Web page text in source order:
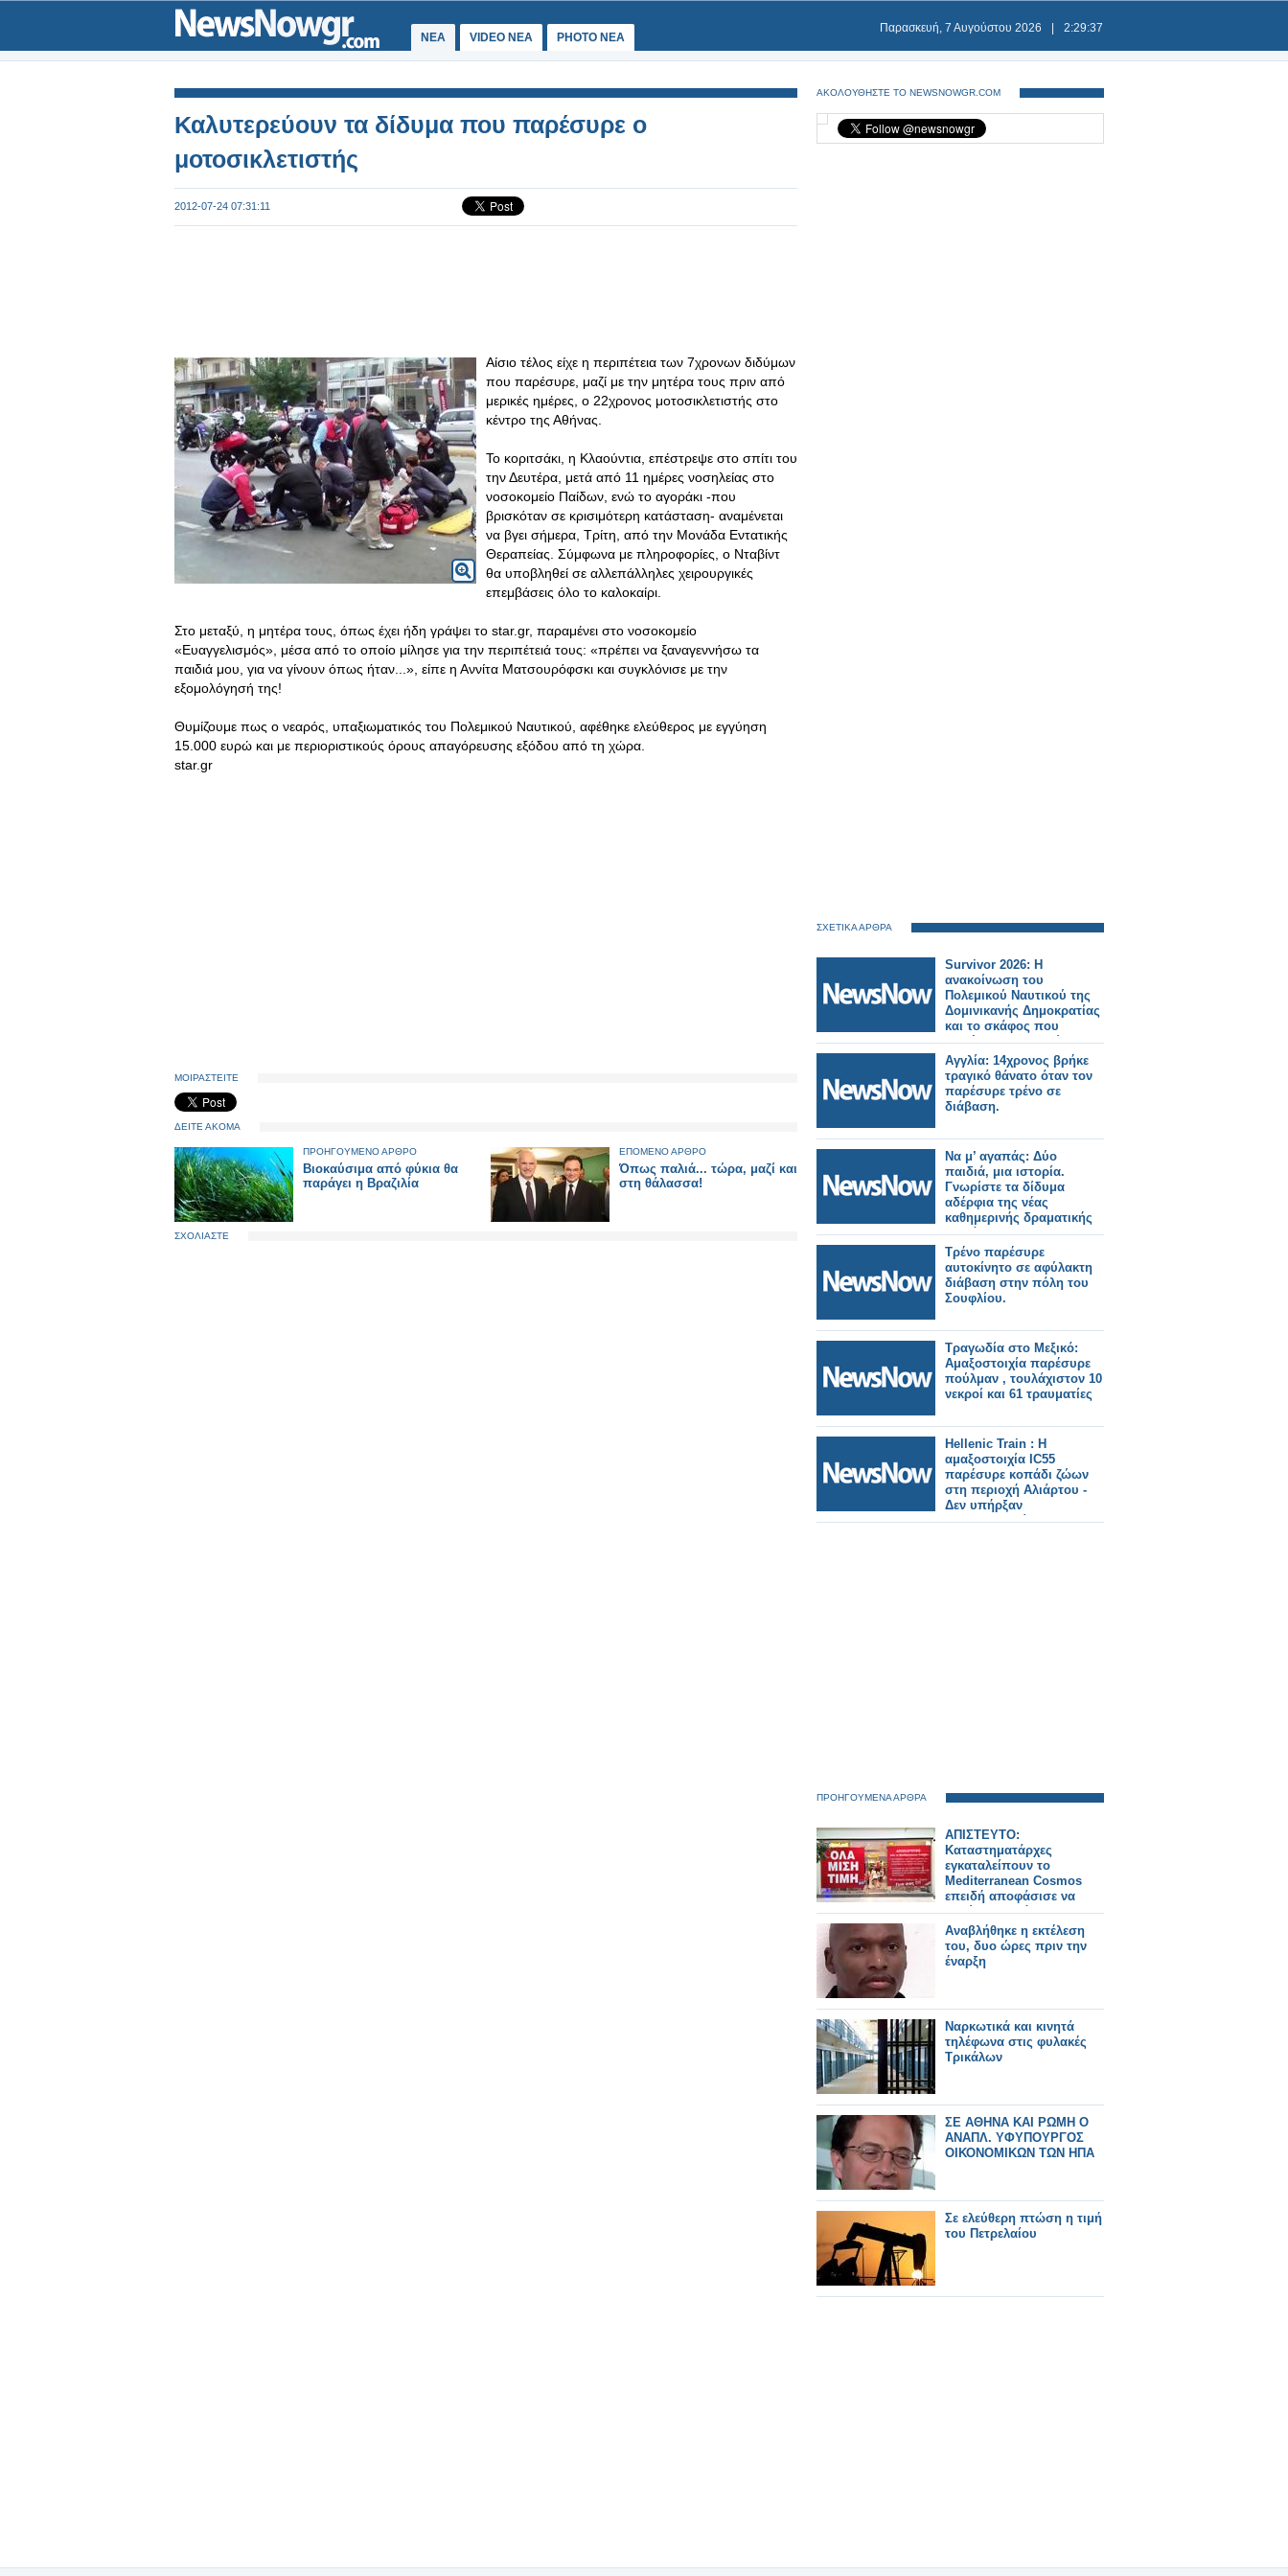
ΝΕΑ VIDEO NEA PHOTO NEA
Παρασκευή, 7 Αυγούστου 2026 2:29:37
Καλυτερεύουν τα δίδυμα που παρέσυρε ο
μοτοσικλετιστής
2012-07-24 07:31:11
Αίσιο τέλος είχε η περιπέτεια των 7χρονων διδύμων
που παρέσυρε, μαζί με την μητέρα τους πριν από
μερικές ημέρες, ο 22χρονος μοτοσικλετιστής στο
κέντρο της Αθήνας.
Το κοριτσάκι, η Κλαούντια, επέστρεψε στο σπίτι του
την Δευτέρα, μετά από 11 ημέρες νοσηλείας στο
νοσοκομείο Παίδων, ενώ το αγοράκι -που
βρισκόταν σε κρισιμότερη κατάσταση- αναμένεται
να βγει σήμερα, Τρίτη, από την Μονάδα Εντατικής
Θεραπείας. Σύμφωνα με πληροφορίες, ο Νταβίντ
θα υποβληθεί σε αλλεπάλληλες χειρουργικές
επεμβάσεις όλο το καλοκαίρι.
Στο μεταξύ, η μητέρα τους, όπως έχει ήδη γράψει το star.gr, παραμένει στο νοσοκομείο
«Ευαγγελισμός», μέσα από το οποίο μίλησε για την περιπέτειά τους: «πρέπει να ξαναγεννήσω τα
παιδιά μου, για να γίνουν όπως ήταν...», είπε η Αννίτα Ματσουρόφσκι και συγκλόνισε με την
εξομολόγησή της!
Θυμίζουμε πως ο νεαρός, υπαξιωματικός του Πολεμικού Ναυτικού, αφέθηκε ελεύθερος με εγγύηση
15.000 ευρώ και με περιοριστικούς όρους απαγόρευσης εξόδου από τη χώρα.
star.gr
ΜΟΙΡΑΣΤΕΙΤΕ
ΔΕΙΤΕ ΑΚΟΜΑ
ΠΡΟΗΓΟΥΜΕΝΟ ΑΡΘΡΟ
Βιοκαύσιμα από φύκια θα
παράγει η Βραζιλία
ΕΠΟΜΕΝΟ ΑΡΘΡΟ
Όπως παλιά... τώρα, μαζί και
στη θάλασσα!
ΣΧΟΛΙΑΣΤΕ
ΑΚΟΛΟΥΘΗΣΤΕ ΤΟ NEWSNOWGR.COM
ΣΧΕΤΙΚΑ ΑΡΘΡΑ
Survivor 2026: Η
ανακοίνωση του
Πολεμικού Ναυτικού της
Δομινικανής Δημοκρατίας
και το σκάφος που
παρέσυρε τον Σταύρο
Φλώρο
Αγγλία: 14χρονος βρήκε
τραγικό θάνατο όταν τον
παρέσυρε τρένο σε
διάβαση.
Να μ’ αγαπάς: Δύο
παιδιά, μια ιστορία.
Γνωρίστε τα δίδυμα
αδέρφια της νέας
καθημερινής δραματικής
σειράς του Alpha
Τρένο παρέσυρε
αυτοκίνητο σε αφύλακτη
διάβαση στην πόλη του
Σουφλίου.
Τραγωδία στο Μεξικό:
Αμαξοστοιχία παρέσυρε
πούλμαν , τουλάχιστον 10
νεκροί και 61 τραυματίες
Hellenic Train : Η
αμαξοστοιχία IC55
παρέσυρε κοπάδι ζώων
στη περιοχή Αλιάρτου -
Δεν υπήρξαν
τραυματισμοί
ΠΡΟΗΓΟΥΜΕΝΑ ΑΡΘΡΑ
ΑΠΙΣΤΕΥΤΟ:
Καταστηματάρχες
εγκαταλείπουν το
Mediterranean Cosmos
επειδή αποφάσισε να
χρεώνει το πάρκινγκ!
Αναβλήθηκε η εκτέλεση
του, δυο ώρες πριν την
έναρξη
Ναρκωτικά και κινητά
τηλέφωνα στις φυλακές
Τρικάλων
ΣΕ ΑΘΗΝΑ ΚΑΙ ΡΩΜΗ Ο
ΑΝΑΠΛ. ΥΦΥΠΟΥΡΓΟΣ
ΟΙΚΟΝΟΜΙΚΩΝ ΤΩΝ ΗΠΑ
Σε ελεύθερη πτώση η τιμή
του Πετρελαίου